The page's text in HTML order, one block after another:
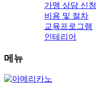
가맹 상담 신청
비용 및 절차
교육프로그램
인테리어
메뉴